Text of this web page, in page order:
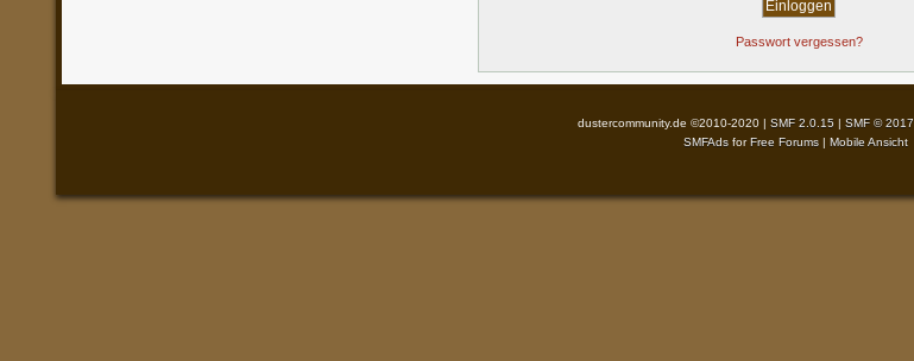
Passwort vergessen?
dustercommunity.de ©2010-2020 | SMF 2.0.15 | SMF © 2017
SMFAds forFree Forums | Mobile Ansicht